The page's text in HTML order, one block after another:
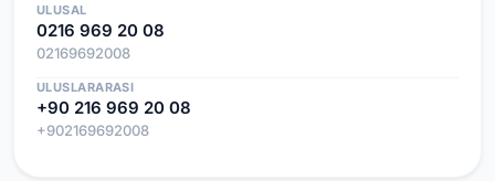
ULUSAL
0216 969 20 08
02169692008
ULUSLARARASI
+90 216 969 20 08
+902169692008